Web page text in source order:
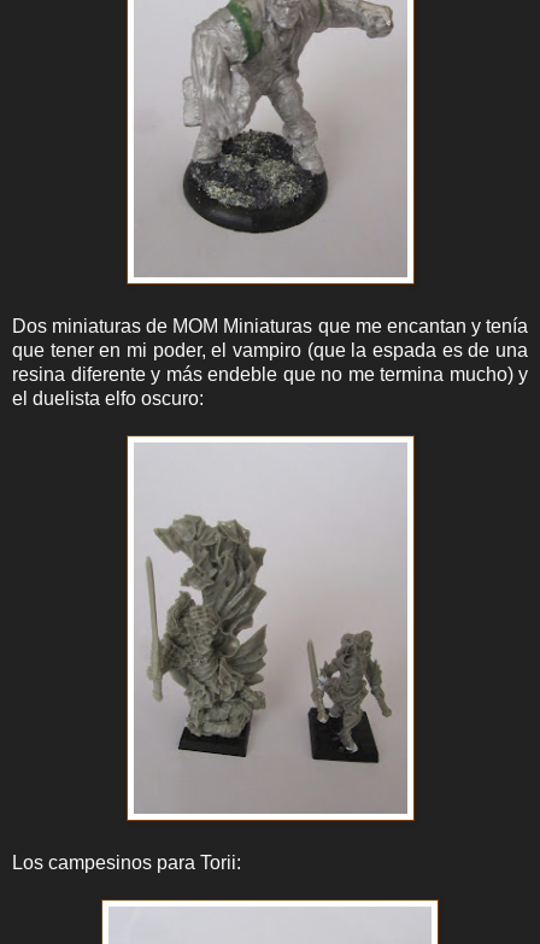
Dos miniaturas de MOM Miniaturas que me encantan y tenía
que tener en mi poder, el vampiro (que la espada es de una
resina diferente y más endeble que no me termina mucho) y
el duelista elfo oscuro:
Los campesinos para Torii: